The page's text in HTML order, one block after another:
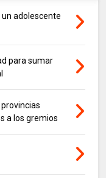
adolescente
para sumar
a los gremios